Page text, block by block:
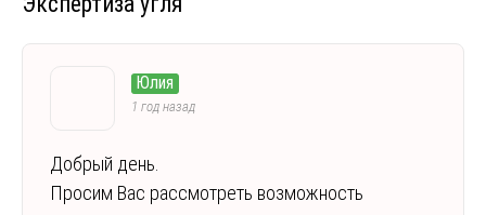
Юлия
1 год назад
Добрый день.
Просим Вас рассмотреть возможность